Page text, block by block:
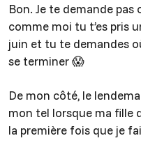
Bon. Je te demande pas
comme moi tu t’es pris
juin et tu te demandes
se terminer 😱
De mon côté, le
mon tel lorsque ma fille
la première fois que je